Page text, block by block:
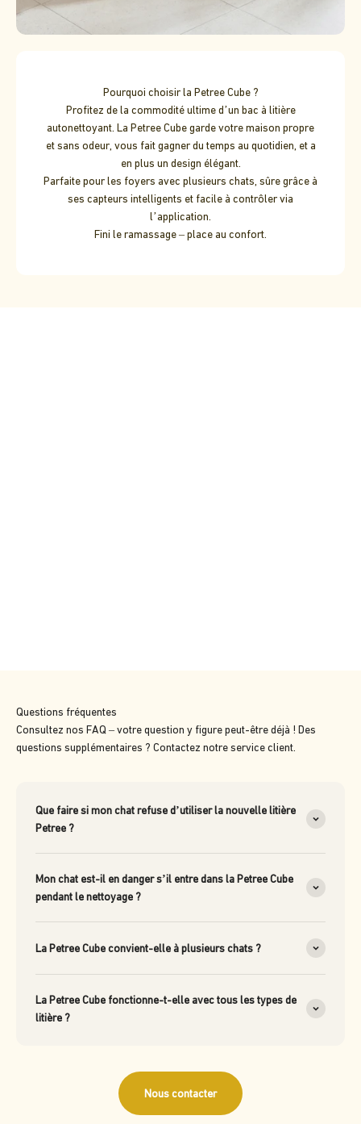
Pourquoi choisir la Petree Cube ?
Profitez de la commodité ultime d’un bac à litière
autonettoyant. La Petree Cube garde votre maison propre
et sans odeur, vous fait gagner du temps au quotidien, et a
en plus un design élégant.
Parfaite pour les foyers avec plusieurs chats, sûre grâce à
ses capteurs intelligents et facile à contrôler via
l’application.
Fini le ramassage – place au confort.
Questions fréquentes
Consultez nos FAQ – votre question y figure peut-être déjà ! Des
questions supplémentaires ? Contactez notre service client.
Que faire si mon chat refuse d’utiliser la nouvelle litière
Petree ?
Mon chat est-il en danger s’il entre dans la Petree Cube
pendant le nettoyage ?
La Petree Cube convient-elle à plusieurs chats ?
La Petree Cube fonctionne-t-elle avec tous les types de
litière ?
Nous contacter